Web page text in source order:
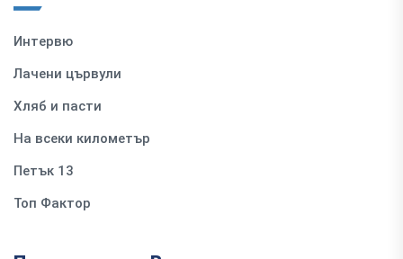
Интервю
Лачени цървули
Хляб и пасти
На всеки километър
Петък 13
Топ Фактор